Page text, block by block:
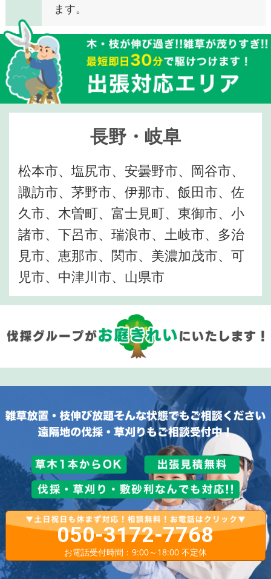
ます。
長野・岐阜
松本市、塩尻市、安曇野市、岡谷市、
諏訪市、茅野市、伊那市、飯田市、佐
久市、木曽町、富士見町、東御市、小
諸市、下呂市、瑞浪市、土岐市、多治
見市、恵那市、関市、美濃加茂市、可
児市、中津川市、山県市
050-3172-7768
お電話受付時間：9:00～18:00 不定休